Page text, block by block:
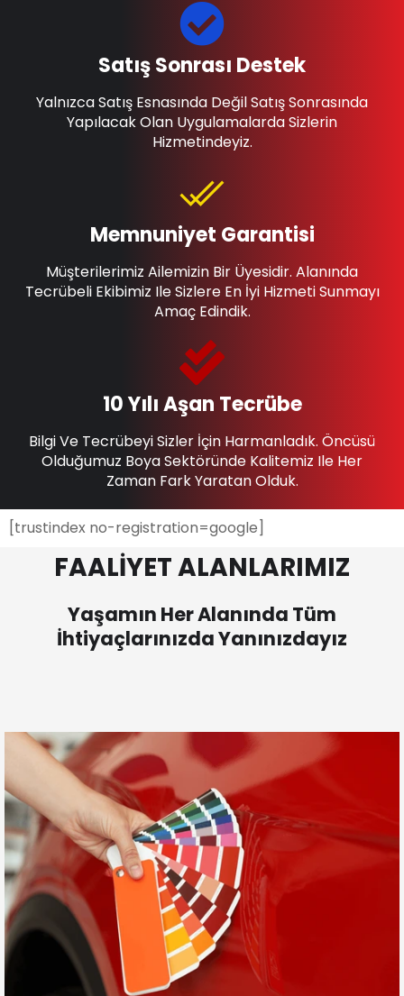
10 Yılı Aşan Tecrübe
Bilgi Ve Tecrübeyi Sizler İçin Harmanladık. Öncüsü
Olduğumuz Boya Sektöründe Kalitemiz Ile Her
Zaman Fark Yaratan Olduk.
Memnuniyet Garantisi
Müşterilerimiz Ailemizin Bir Üyesidir. Alanında
Tecrübeli Ekibimiz Ile Sizlere En İyi Hizmeti Sunmayı
Amaç Edindik.
Satış Sonrası Destek
Yalnızca Satış Esnasında Değil Satış Sonrasında
Yapılacak Olan Uygulamalarda Sizlerin
Hizmetindeyiz.
[trustindex no-registration=google]
FAALİYET ALANLARIMIZ
Yaşamın Her Alanında Tüm
İhtiyaçlarınızda Yanınızdayız